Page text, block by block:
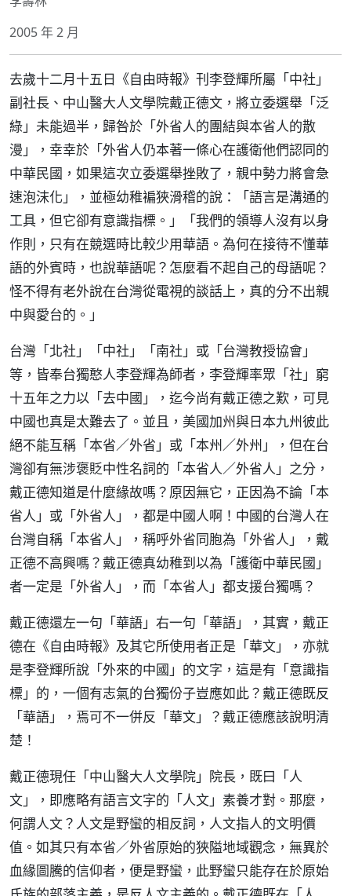
2005 年 2 月
去歲十二月十五日《自由時報》刊李登輝所屬「中社」
副社長、中山醫大人文學院戴正德文，將立委選舉「泛
綠」未能過半，歸咎於「外省人的團結與本省人的散
漫」，幸幸於「外省人仍本著一條心在護衛他們認同的
中華民國，如果這次立委選舉挫敗了，親中勢力將會急
速泡沫化」，並極幼稚褊狹滑稽的說：「語言是溝通的
工具，但它卻有意識指標。」「我們的領導人沒有以身
作則，只有在競選時比較少用華語。為何在接待不懂華
語的外賓時，也說華語呢？怎麼看不起自己的母語呢？
怪不得有老外說在台灣從電視的談話上，真的分不出親
中與愛台的。」
台灣「北社」「中社」「南社」或「台灣教授協會」
等，皆奉台獨憨人李登輝為師者，李登輝率眾「社」窮
十五年之力以「去中國」，迄今尚有戴正德之歎，可見
中國也真是太難去了。並且，美國加州與日本九州彼此
絕不能互稱「本省／外省」或「本州／外州」，但在台
灣卻有無涉褒貶中性名詞的「本省人／外省人」之分，
戴正德知道是什麼緣故嗎？原因無它，正因為不論「本
省人」或「外省人」，都是中國人啊！中國的台灣人在
台灣自稱「本省人」，稱呼外省同胞為「外省人」，戴
正德不高興嗎？戴正德真幼稚到以為「護衛中華民國」
者一定是「外省人」，而「本省人」都支援台獨嗎？
戴正德還左一句「華語」右一句「華語」，其實，戴正
德在《自由時報》及其它所使用者正是「華文」，亦就
是李登輝所說「外來的中國」的文字，這是有「意識指
標」的，一個有志氣的台獨份子豈應如此？戴正德既反
「華語」，焉可不一併反「華文」？戴正德應該說明清
楚！
戴正德現任「中山醫大人文學院」院長，既曰「人
文」，即應略有語言文字的「人文」素養才對。那麼，
何謂人文？人文是野蠻的相反詞，人文指人的文明價
值。如其只有本省／外省原始的狹隘地域觀念，無異於
血緣圖騰的信仰者，便是野蠻，此野蠻只能存在於原始